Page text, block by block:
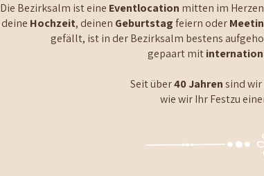
Die Bezirksalm ist eine Eventlocation mitten im
deine Hochzeit, deinen Geburtstagfeiernoder
gefällt, ist in der Bezirksalm bestens
gepaart mit
Seit über40 Jahrensind
wie wir Ihr Festzu